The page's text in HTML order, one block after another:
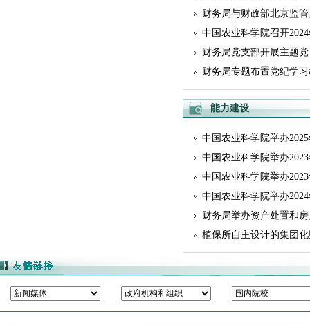
财务局与财政部北京监
中国农业科学院召开
财务局党支部开展主题
财务局专题布置党纪学
能力建设
中国农业科学院举办
中国农业科学院举办
中国农业科学院举办
中国农业科学院举办
财务局举办资产处置和
植保所自主设计的集团